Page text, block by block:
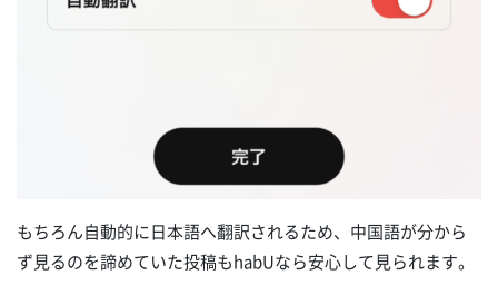
もちろん自動的に日本語へ翻訳されるため、中国語が分から
ず見るのを諦めていた投稿もhabUなら安心して見られます。